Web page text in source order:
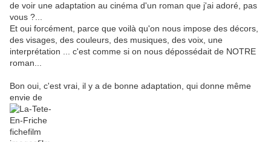
de voir une adaptation au cinéma d'un roman que j'ai adoré, pas
vous ?...
Et oui forcément, parce que voilà qu'on nous impose des décors,
des visages, des couleurs, des musiques, des voix, une
interprétation ... c'est comme si on nous dépossédait de NOTRE
roman...
Bon oui, c'est vrai, il y a de bonne adaptation, qui donne même
envie de